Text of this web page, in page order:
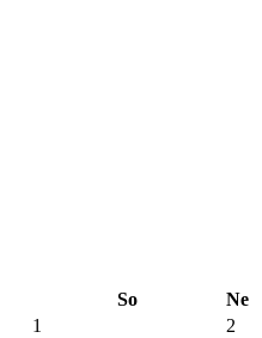
So
Ne
1 2